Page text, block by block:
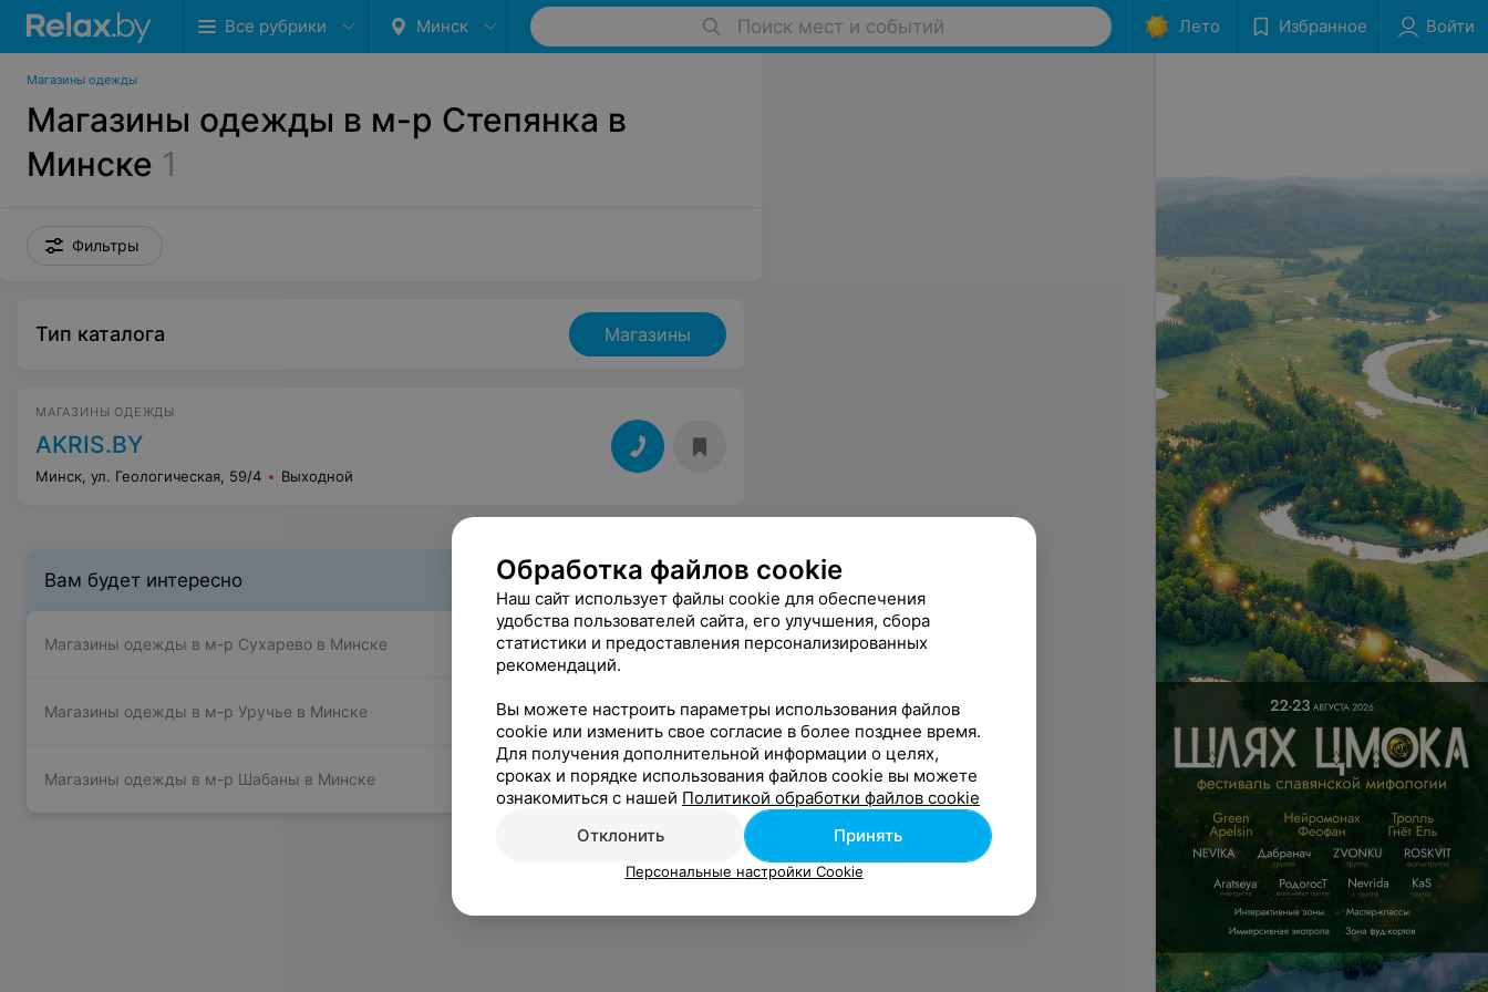
Все рубрики Минск Поиск мест и событий Лето Избранное Войти
Магазины одежды
Магазины одежды в м-р Степянка в
Минске 1
Фильтры
Тип каталога Магазины
МАГАЗИНЫ ОДЕЖДЫ
AKRIS.BY
Минск, ул. Геологическая, 59/4 Выходной
Вам будет интересно
Магазины одежды в м-р Сухарево в Минске
Магазины одежды в м-р Уручье в Минске
Магазины одежды в м-р Шабаны в Минске
Обработка файлов cookie
Наш сайт использует файлы cookie для обеспечения
удобства пользователей сайта, его улучшения, сбора
статистики и предоставления персонализированных
рекомендаций.
Вы можете настроить параметры использования файлов
cookie или изменить свое согласие в более позднее время.
Для получения дополнительной информации о целях,
сроках и порядке использования файлов cookie вы можете
ознакомиться с нашей Политикой обработки файлов cookie
Отклонить
Принять
Персональные настройки Cookie